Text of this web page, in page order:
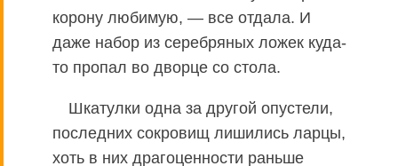
корону любимую, — все отдала. И
даже набор из серебряных ложек куда-
то пропал во дворце со стола.
Шкатулки одна за другой опустели,
последних сокровищ лишились ларцы,
хоть в них драгоценности раньше